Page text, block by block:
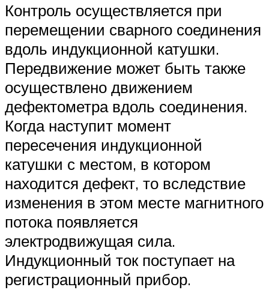
Контроль осуществляется при
перемещении сварного соединения
вдоль индукционной катушки.
Передвижение может быть также
осуществлено движением
дефектометра вдоль соединения.
Когда наступит момент
пересечения индукционной
катушки с местом, в котором
находится дефект, то вследствие
изменения в этом месте магнитного
потока появляется
электродвижущая сила.
Индукционный ток поступает на
регистрационный прибор.